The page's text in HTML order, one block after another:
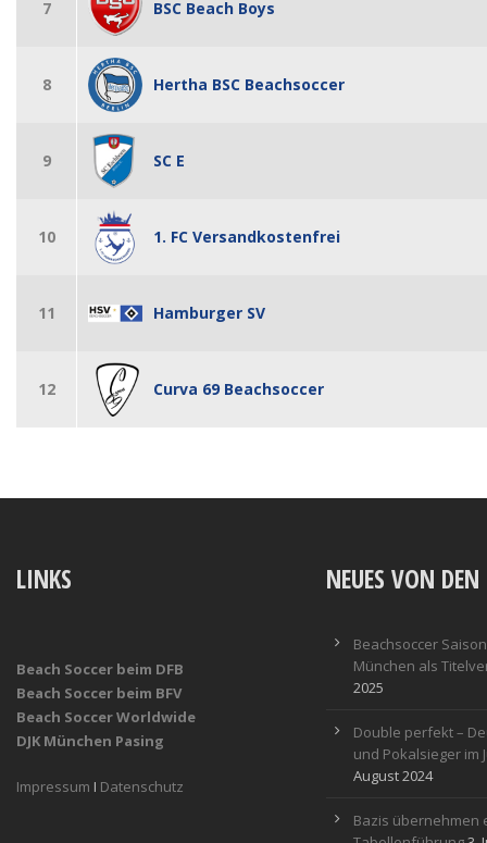
7 BSC Beach Boys
8 Hertha BSC Beachsoccer
9 SC E
10 1. FC Versandkostenfrei
11 Hamburger SV
12 Curva 69 Beachsoccer
LINKS
Beach Soccer beim DFB
Beach Soccer beim BFV
Beach Soccer Worldwide
DJK München Pasing
Impressum I Datenschutz
NEUES VON
Beachsoccer
München als
2025
Double perfekt –
und Pokalsieger im
August 2024
Bazis übernehmen